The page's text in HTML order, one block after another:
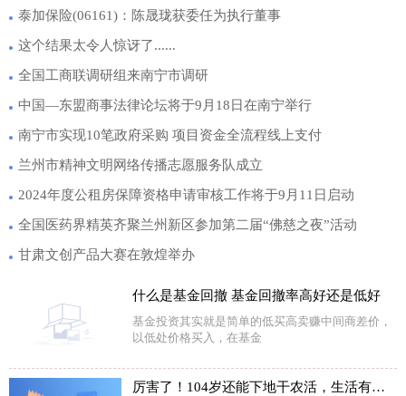
泰加保险(06161)：陈晟珑获委任为执行董事
这个结果太令人惊讶了......
全国工商联调研组来南宁市调研
中国—东盟商事法律论坛将于9月18日在南宁举行
南宁市实现10笔政府采购 项目资金全流程线上支付
兰州市精神文明网络传播志愿服务队成立
2024年度公租房保障资格申请审核工作将于9月11日启动
全国医药界精英齐聚兰州新区参加第二届“佛慈之夜”活动
甘肃文创产品大赛在敦煌举办
什么是基金回撤 基金回撤率高好还是低好
基金投资其实就是简单的低买高卖赚中间商差价，
以低处价格买入，在基金
厉害了！104岁还能下地干农活，生活有滋有味